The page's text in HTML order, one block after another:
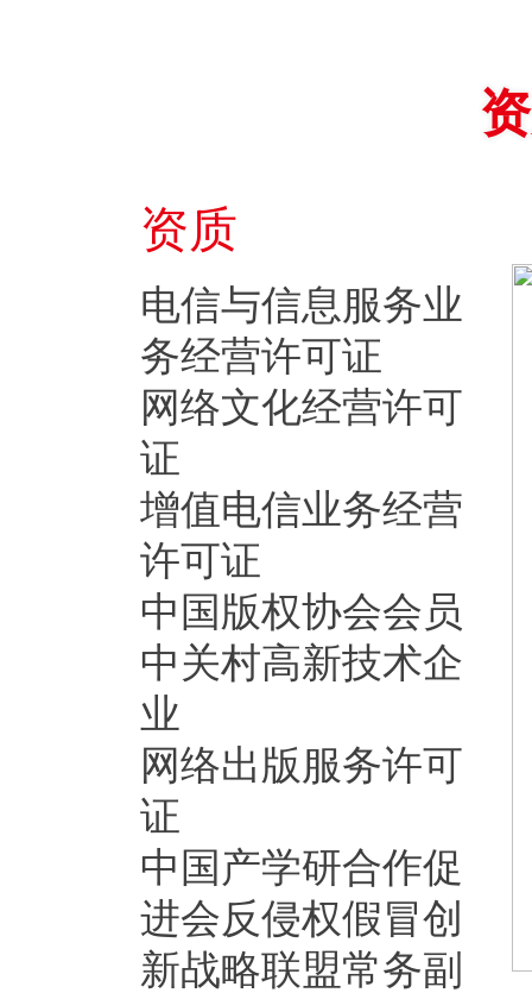
资质
电信与信息服务业
务经营许可证
网络文化经营许可
证
增值电信业务经营
许可证
中国版权协会会员
中关村高新技术企
业
网络出版服务许可
证
中国产学研合作促
进会反侵权假冒创
新战略联盟常务副